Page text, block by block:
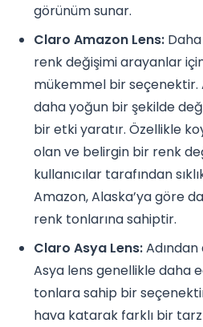
görünüm sunar.
Claro Amazon Lens:
renk değişimi arayanlar
mükemmel bir seçenektir.
daha yoğun bir şekilde
bir etki yaratır. Özellikle
olan ve belirgin bir renk
kullanıcılar tarafından
Amazon, Alaska’ya göre
renk tonlarına sahiptir.
Claro Asya Lens:Adından
Asya lens genellikle daha
tonlara sahip bir
hava katarak farklı bir